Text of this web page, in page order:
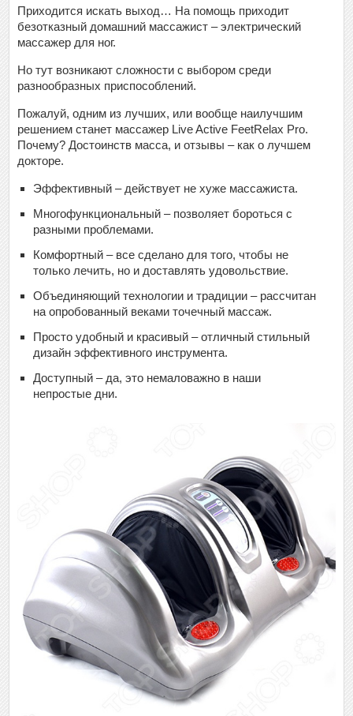
Приходится искать выход… На помощь приходит
безотказный домашний массажист – электрический
массажер для ног.
Но тут возникают сложности с выбором среди
разнообразных приспособлений.
Пожалуй, одним из лучших, или вообще наилучшим
решением станет массажер Live Active FeetRelax Pro.
Почему? Достоинств масса, и отзывы – как о лучшем
докторе.
Эффективный – действует не хуже массажиста.
Многофункциональный – позволяет бороться с
разными проблемами.
Комфортный – все сделано для того, чтобы не
только лечить, но и доставлять удовольствие.
Объединяющий технологии и традиции – рассчитан
на опробованный веками точечный массаж.
Просто удобный и красивый – отличный стильный
дизайн эффективного инструмента.
Доступный – да, это немаловажно в наши
непростые дни.